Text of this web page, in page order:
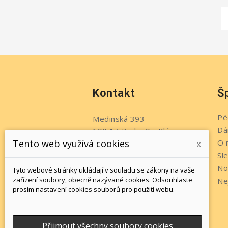
Kontakt
Medinská 393
190 14 Praha 9 - Klánovice
Česko
Telefon: +420 737 215 611
Napište nám:
info@jewelsbyromi.cz
O
Tento web využívá cookies x
Tyto webové stránky ukládají v souladu se zákony na vaše
zařízení soubory, obecně nazývané cookies. Odsouhlaste
prosím nastavení cookies souborů pro použití webu.